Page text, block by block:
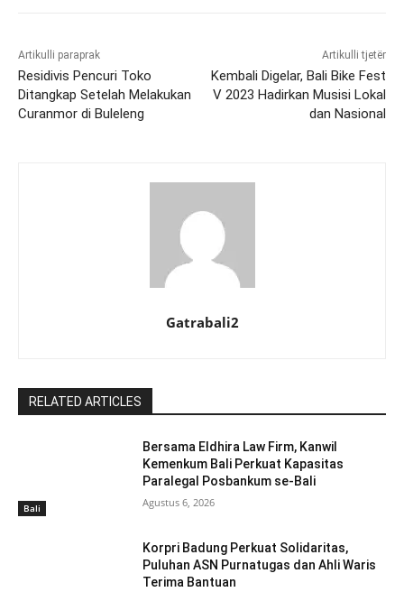
Artikulli paraprak
Residivis Pencuri Toko
Ditangkap Setelah Melakukan
Curanmor di Buleleng
Artikulli tjetër
Kembali Digelar, Bali Bike Fest
V 2023 Hadirkan Musisi Lokal
dan Nasional
Gatrabali2
RELATED ARTICLES
Bali
Bersama Eldhira Law Firm, Kanwil
Kemenkum Bali Perkuat Kapasitas
Paralegal Posbankum se-Bali
Agustus 6, 2026
Korpri Badung Perkuat Solidaritas,
Puluhan ASN Purnatugas dan Ahli Waris
Terima Bantuan